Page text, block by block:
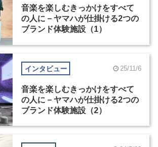
音楽を楽しむきっかけをすべて
の人に－ヤマハが仕掛ける2つの
ブランド体験施設（1）
インタビュー 25/11/6
音楽を楽しむきっかけをすべて
の人に－ヤマハが仕掛ける2つの
ブランド体験施設（2）